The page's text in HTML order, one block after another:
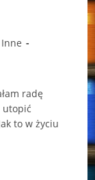
Inne
radę
utopić
to w życiu